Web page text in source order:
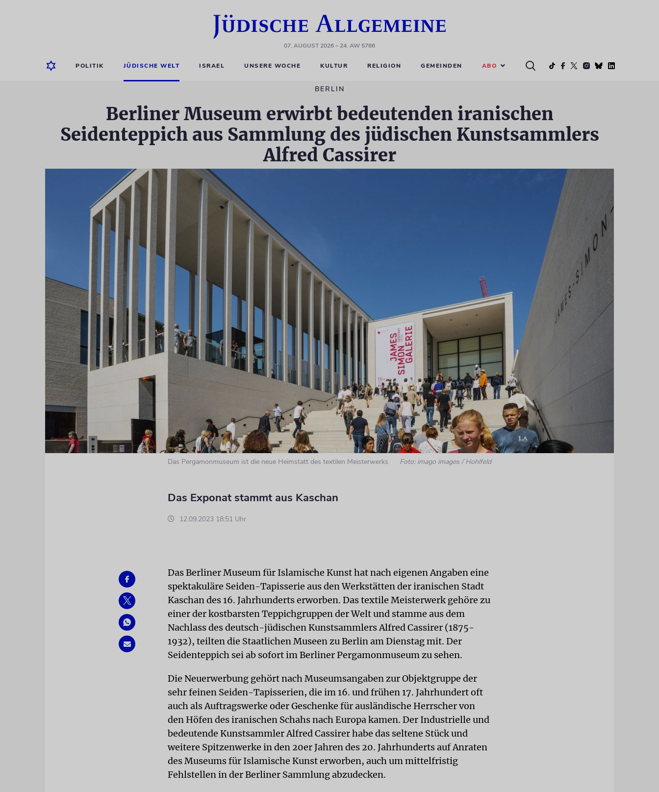
07. AUGUST 2026– 24. AW 5786
POLITIK JÜDISCHE WELT ISRAEL UNSERE WOCHE KULTUR RELIGION GEMEINDEN ABO
BERLIN
Berliner Museum erwirbt bedeutenden iranischen
Seidenteppich aus Sammlung des jüdischen Kunstsammlers
Alfred Cassirer
Das Pergamonmuseum ist die neue Heimstatt des textilen Meisterwerks Foto: imago images / Hohlfeld
Das Exponat stammt aus Kaschan
12.09.2023 18:51 Uhr
Das Berliner Museum für Islamische Kunst hat nach eigenen Angaben eine
spektakuläre Seiden-Tapisserie aus den Werkstätten der iranischen Stadt
Kaschan des 16. Jahrhunderts erworben. Das textile Meisterwerk gehöre zu
einer der kostbarsten Teppichgruppen der Welt und stamme aus dem
Nachlass des deutsch-jüdischen Kunstsammlers Alfred Cassirer (1875-
1932), teilten die Staatlichen Museen zu Berlin am Dienstag mit. Der
Seidenteppich sei ab sofort im Berliner Pergamonmuseum zu sehen.
Die Neuerwerbung gehört nach Museumsangaben zur Objektgruppe der
sehr feinen Seiden-Tapisserien, die im 16. und frühen 17. Jahrhundert oft
auch als Auftragswerke oder Geschenke für ausländische Herrscher von
den Höfen des iranischen Schahs nach Europa kamen. Der Industrielle und
bedeutende Kunstsammler Alfred Cassirer habe das seltene Stück und
weitere Spitzenwerke in den 20er Jahren des 20. Jahrhunderts auf Anraten
des Museums für Islamische Kunst erworben, auch um mittelfristig
Fehlstellen in der Berliner Sammlung abzudecken.